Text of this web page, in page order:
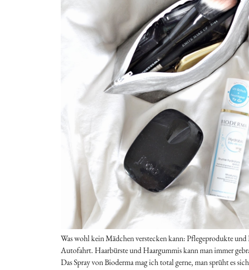
Was wohl kein Mädchen verstecken kann: Pflegeprodukte
Autofahrt. Haarbürste und Haargummis kann man immer
Das Spray von Bioderma mag ich total gerne, man sprüht es